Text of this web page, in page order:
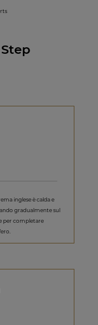
inglese è calda e
gradualmente sul
per completare